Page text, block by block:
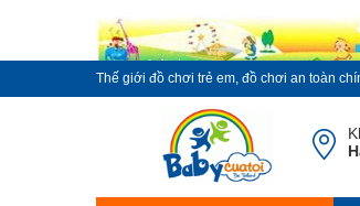
Thế giới đồ chơi trẻ em, đồ chơi an toàn